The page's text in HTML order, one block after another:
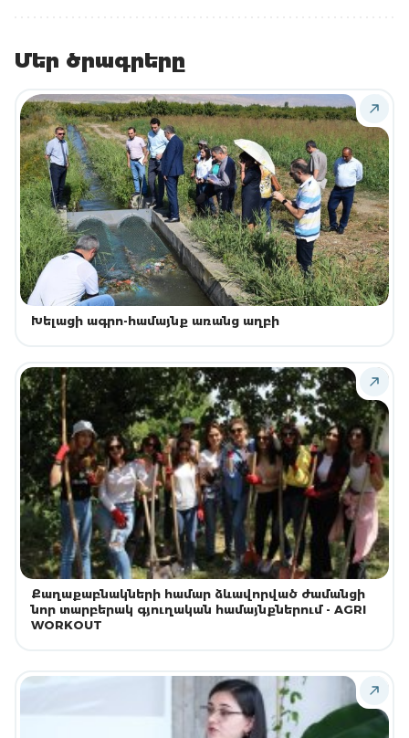
Մեր ծրագրերը
Խելացի ագրո-համայնք առանց աղբի
Քաղաքաբնակների համար ձևավորված ժամանցի
նոր տարբերակ գյուղական համայնքներում - AGRI
WORKOUT